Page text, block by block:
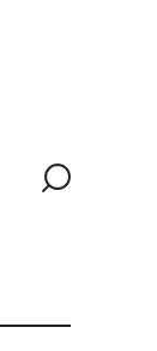
Siirry